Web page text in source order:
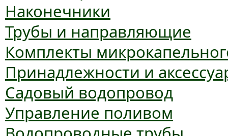
Наконечники
Трубы и направляющие
Комплекты
Принадлежности и
Садовый водопровод
Управление поливом